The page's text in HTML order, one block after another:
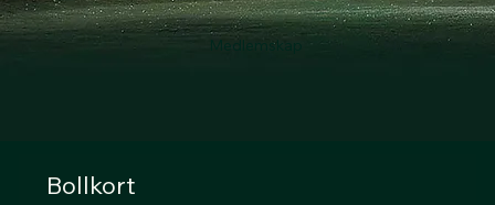
Medlemskap
Bollkort